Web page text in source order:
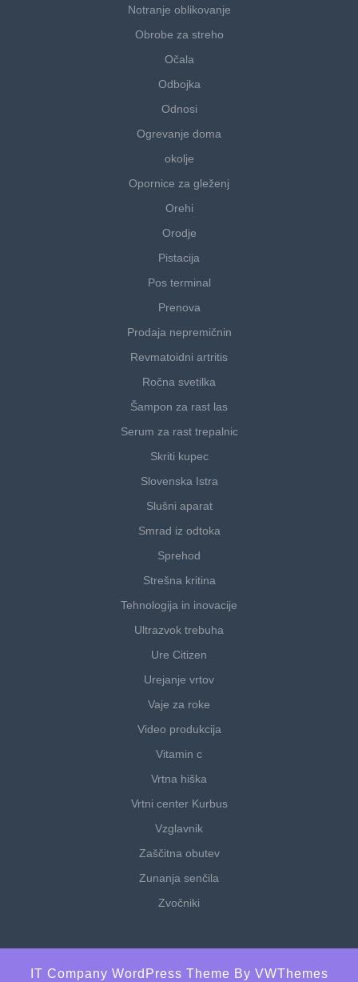
Notranje oblikovanje
Obrobe za streho
Očala
Odbojka
Odnosi
Ogrevanje doma
okolje
Opornice za gleženj
Orehi
Orodje
Pistacija
Pos terminal
Prenova
Prodaja nepremičnin
Revmatoidni artritis
Ročna svetilka
Šampon za rast las
Serum za rast trepalnic
Skriti kupec
Slovenska Istra
Slušni aparat
Smrad iz odtoka
Sprehod
Strešna kritina
Tehnologija in inovacije
Ultrazvok trebuha
Ure Citizen
Urejanje vrtov
Vaje za roke
Video produkcija
Vitamin c
Vrtna hiška
Vrtni center Kurbus
Vzglavnik
Zaščitna obutev
Zunanja senčila
Zvočniki
IT Company WordPress Theme By VWThemes